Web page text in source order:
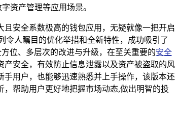
资产管理等应用场景。
安全系数极高的钱包应用，无疑就像一把开启
令人瞩目的优化举措和全新特性，成功吸引了
位、多层次的改进与升级，在至关重要的安全
安全，有效防止信息泄露以及资产被盗取的风
用户，也能够迅速熟悉并上手操作，该版本还
帮助用户更好地把握市场动态,做出明智的投